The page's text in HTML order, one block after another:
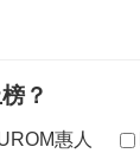
？
惠人